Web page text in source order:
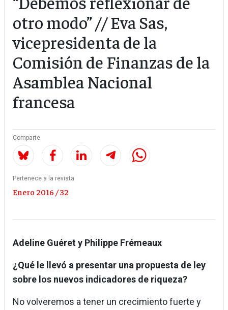
otro modo” // Eva Sas,
vicepresidenta de la
Comisión de Finanzas de la
Asamblea Nacional
francesa
Comparte
Pertenece a la revista
Enero 2016 / 32
Adeline Guéret y Philippe Frémeaux
¿Qué le llevó a presentar una propuesta de ley
sobre los nuevos indicadores de riqueza?
No volveremos a tener un crecimiento fuerte y